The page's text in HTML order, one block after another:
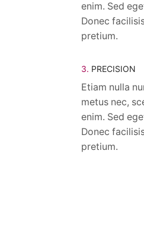
enim. Sed
Donec
pretium.
3. PRECISION
Etiam nulla
metus nec,
enim. Sed
Donec
pretium.